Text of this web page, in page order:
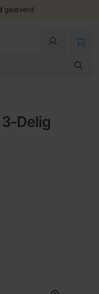
geleverd
Delig